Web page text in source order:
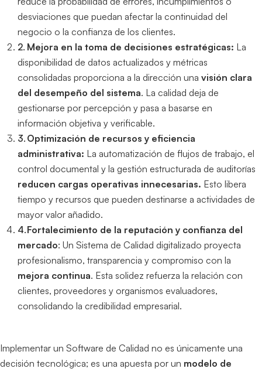
desviaciones que puedan afectar la continuidad del
negocio o la confianza de los clientes.
Mejora en la toma de decisiones estratégicas: La
disponibilidad de datos actualizados y métricas
consolidadas proporciona a la dirección una visión clara
del desempeño del sistema. La calidad deja de
gestionarse por percepción y pasa a basarse en
información objetiva y verificable.
Optimización de recursos y eficiencia
administrativa: La automatización de flujos de trabajo, el
control documental y la gestión estructurada de auditorías
reducen cargas operativas innecesarias. Esto libera
tiempo y recursos que pueden destinarse a actividades de
mayor valor añadido.
Fortalecimiento de la reputación y confianza del
mercado: Un Sistema de Calidad digitalizado proyecta
profesionalismo, transparencia y compromiso con la
mejora continua. Esta solidez refuerza la relación con
clientes, proveedores y organismos evaluadores,
consolidando la credibilidad empresarial.
Implementar un Software de Calidad no es únicamente una
decisión tecnológica; es una apuesta por un modelo de